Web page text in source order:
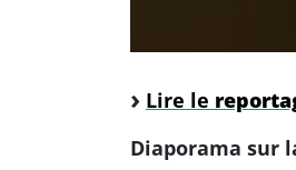
Lire le
Diaporama sur